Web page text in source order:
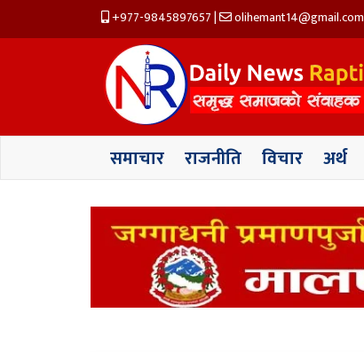
+977-9845897657| olihemant14@gmail.com
समाचार राजनीति विचार अर्थ